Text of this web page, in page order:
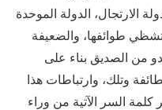
الارتجال، الدولة الموحدة
طوائفها، والضعيفة
من الصديق بناء على
وتلك، وارتباطات هذا
السر الآتية من وراء